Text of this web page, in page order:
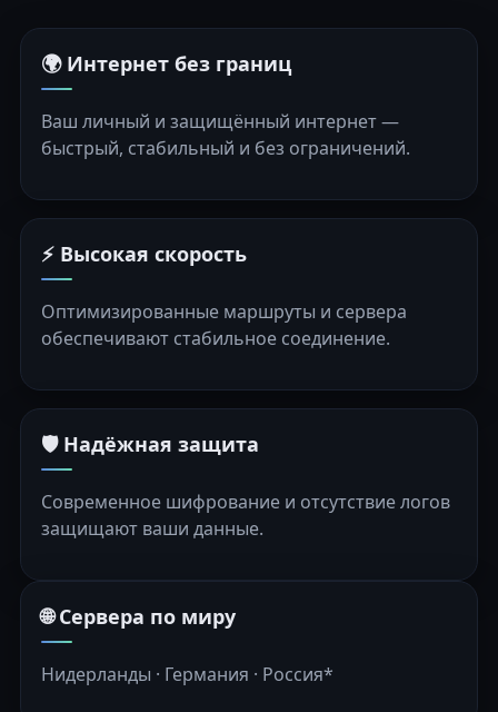
🌍 Интернет без границ
Ваш личный и защищённый интернет —
быстрый, стабильный и без ограничений.
⚡ Высокая скорость
Оптимизированные маршруты и сервера
обеспечивают стабильное соединение.
🛡️ Надёжная защита
Современное шифрование и отсутствие логов
защищают ваши данные.
🌐 Сервера по миру
Нидерланды · Германия · Россия*